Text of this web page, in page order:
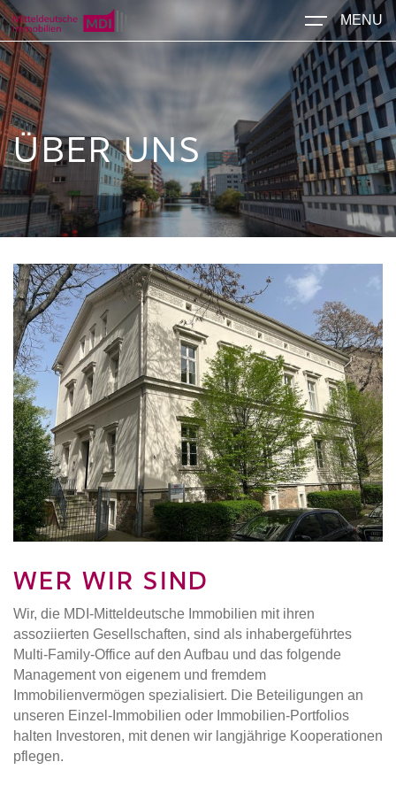
MENU
ÜBER UNS
WER WIR SIND
Wir, die MDI-Mitteldeutsche Immobilien mit ihren
assoziierten Gesellschaften, sind als inhabergeführtes
Multi-Family-Office auf den Aufbau und das folgende
Management von eigenem und fremdem
Immobilienvermögen spezialisiert. Die Beteiligungen an
unseren Einzel-Immobilien oder Immobilien-Portfolios
halten Investoren, mit denen wir langjährige Kooperationen
pflegen.